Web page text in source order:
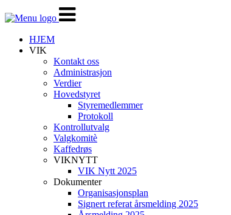
Veksle
navigasjon
HJEM
VIK
Kontakt oss
Administrasjon
Verdier
Hovedstyret
Styremedlemmer
Protokoll
Kontrollutvalg
Valgkomitè
Kaffedrøs
VIKNYTT
VIK Nytt 2025
Dokumenter
Organisasjonsplan
Signert referat årsmelding 2025